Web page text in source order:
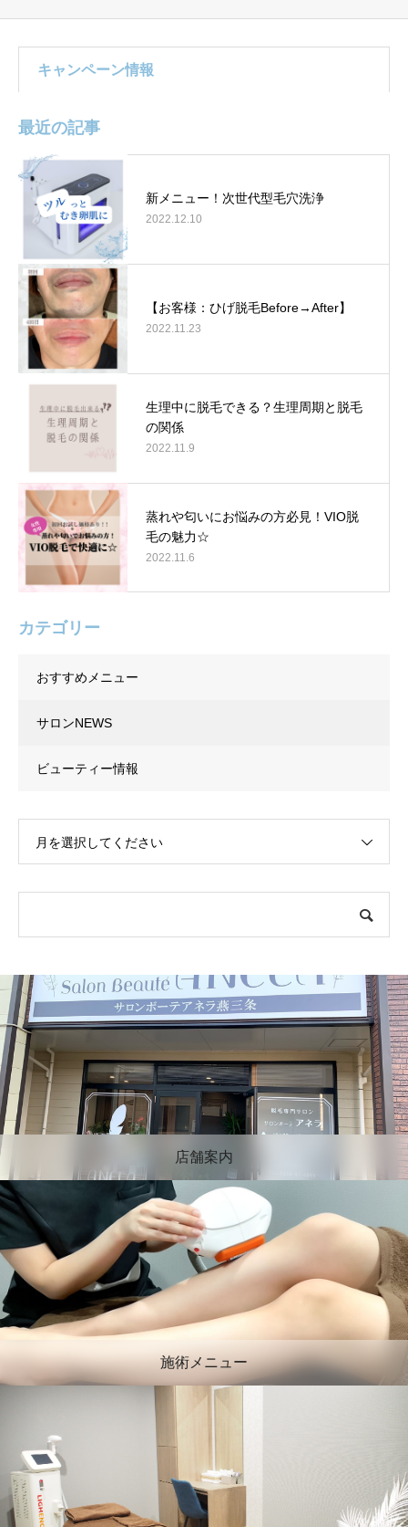
キャンペーン情報
最近の記事
新メニュー！次世代型毛穴洗浄
2022.12.10
【お客様：ひげ脱毛Before→After】
2022.11.23
生理中に脱毛できる？生理周期と脱毛
の関係
2022.11.9
蒸れや匂いにお悩みの方必見！VIO脱
毛の魅力☆
2022.11.6
カテゴリー
おすすめメニュー
サロンNEWS
ビューティー情報
月を選択してください
店舗案内
施術メニュー